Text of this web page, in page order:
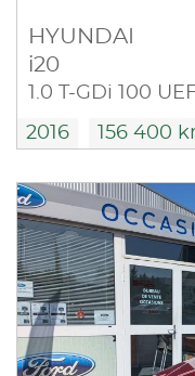
HYUNDAI
i20
1.0 T-GDi 100
2016 156 400